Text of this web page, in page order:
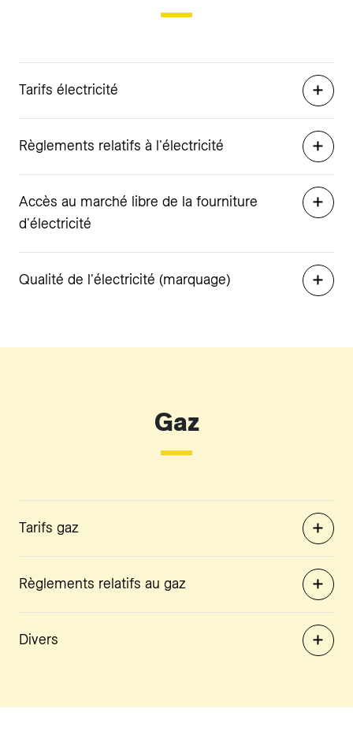
Tarifs électricité
Règlements relatifs à l'électricité
Accès au marché libre de la fourniture
d'électricité
Qualité de l'électricité (marquage)
Gaz
Tarifs gaz
Règlements relatifs au gaz
Divers